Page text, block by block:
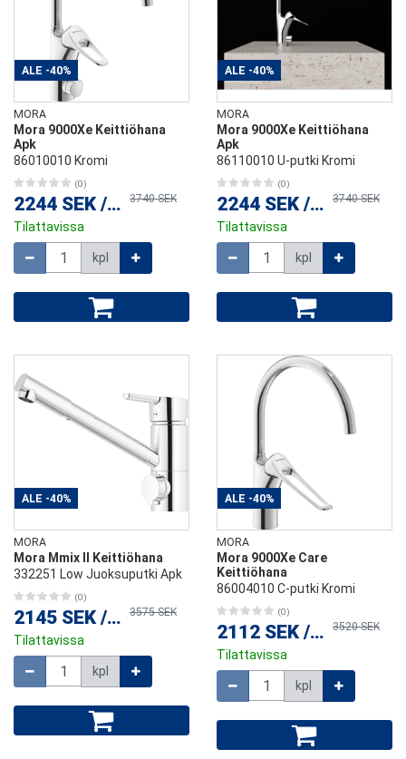
ALE -40%
MORA
Mora 9000Xe Keittiöhana
Apk
86010010 Kromi
(0)
2244 SEK / kpl3740 SEK
Tilattavissa
kpl
ALE -40%
MORA
Mora 9000Xe Keittiöhana
Apk
86110010 U-putki Kromi
(0)
2244 SEK / kpl3740 SEK
Tilattavissa
kpl
ALE -40%
MORA
Mora Mmix II Keittiöhana
332251 Low Juoksuputki Apk
(0)
2145 SEK / kpl3575 SEK
Tilattavissa
kpl
ALE -40%
MORA
Mora 9000Xe Care
Keittiöhana
86004010 C-putki Kromi
(0)
2112 SEK / kpl3520 SEK
Tilattavissa
kpl